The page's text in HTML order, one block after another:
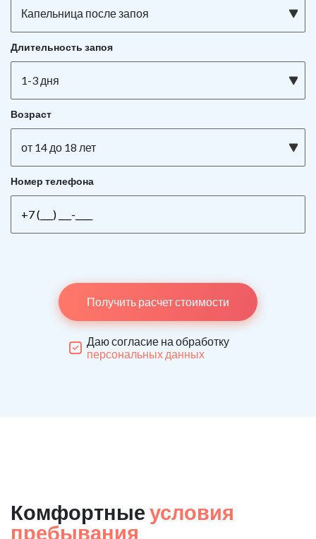
Капельница после запоя
Длительность запоя
1-3 дня
Возраст
от 14 до 18 лет
Номер телефона
Получить расчет стоимости
Даю согласие на обработку
персональных данных
Комфортные условия
пребывания